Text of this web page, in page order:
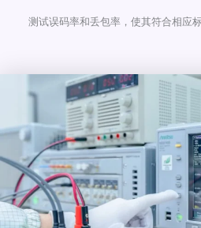
测试误码率和丢包率，使其符合相应